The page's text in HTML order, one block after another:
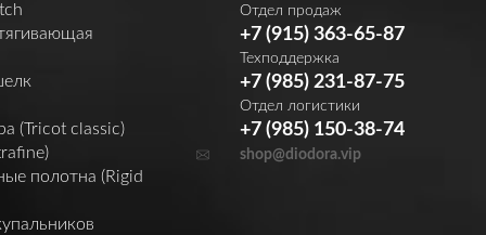
(Tricot classic)
полотна (Rigid
Отдел продаж
+7 (915) 363-65-87
Техподдержка
+7 (985) 231-87-75
Отдел логистики
+7 (985) 150-38-74
shop@diodora.vip